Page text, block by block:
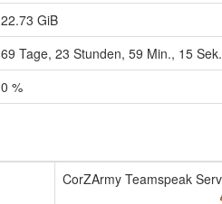
22.73 GiB
69 Tage, 23 Stunden, 59 Min., 15 Sek.
0 %
CorZArmy Teamspeak